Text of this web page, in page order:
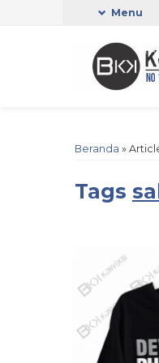
Menu
Beranda »
Tags